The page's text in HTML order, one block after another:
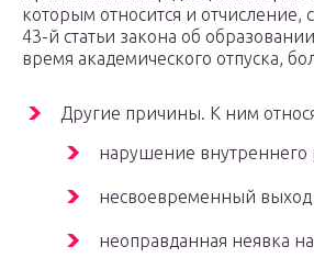
которым относится и отчисление,
43-й статьи закона об
время академического отпуска,
Другие причины. К ним
нарушение внутреннего
несвоевременный выход
неоправданная неявка